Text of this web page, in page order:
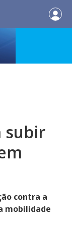
subir
contra a
mobilidade